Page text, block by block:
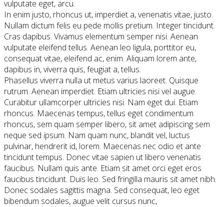
vulputate eget, arcu.
In enim justo, rhoncus ut, imperdiet a, venenatis vitae, justo.
Nullam dictum felis eu pede mollis pretium. Integer tincidunt.
Cras dapibus. Vivamus elementum semper nisi. Aenean
vulputate eleifend tellus. Aenean leo ligula, porttitor eu,
consequat vitae, eleifend ac, enim. Aliquam lorem ante,
dapibus in, viverra quis, feugiat a, tellus.
Phasellus viverra nulla ut metus varius laoreet. Quisque
rutrum. Aenean imperdiet. Etiam ultricies nisi vel augue.
Curabitur ullamcorper ultricies nisi. Nam eget dui. Etiam
rhoncus. Maecenas tempus, tellus eget condimentum
rhoncus, sem quam semper libero, sit amet adipiscing sem
neque sed ipsum. Nam quam nunc, blandit vel, luctus
pulvinar, hendrerit id, lorem. Maecenas nec odio et ante
tincidunt tempus. Donec vitae sapien ut libero venenatis
faucibus. Nullam quis ante. Etiam sit amet orci eget eros
faucibus tincidunt. Duis leo. Sed fringilla mauris sit amet nibh.
Donec sodales sagittis magna. Sed consequat, leo eget
bibendum sodales, augue velit cursus nunc,